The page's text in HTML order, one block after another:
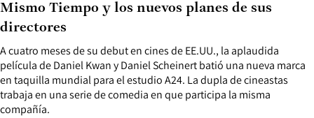
A cuatro meses de su debut en cines de EE.UU., la aplaudida
película de Daniel Kwan y Daniel Scheinert batió una nueva marca
en taquilla mundial para el estudio A24. La dupla de cineastas
trabaja en una serie de comedia en que participa la misma
compañía.
Mismo Tiempo y los nuevos planes de sus
directores